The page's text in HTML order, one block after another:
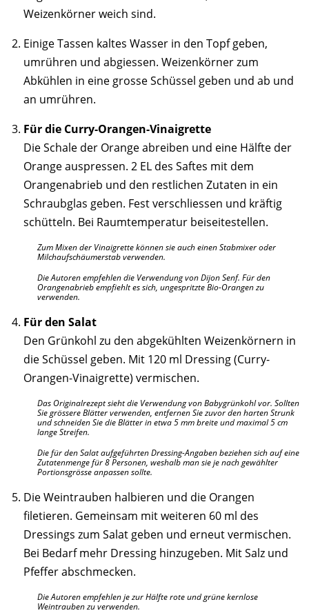
Weizenkörner weich sind.
Einige Tassen kaltes Wasser in den Topf geben,
umrühren und abgiessen. Weizenkörner zum
Abkühlen in eine grosse Schüssel geben und ab und
an umrühren.
Für die Curry-Orangen-Vinaigrette
Die Schale der Orange abreiben und eine Hälfte der
Orange auspressen. 2 EL des Saftes mit dem
Orangenabrieb und den restlichen Zutaten in ein
Schraubglas geben. Fest verschliessen und kräftig
schütteln. Bei Raumtemperatur beiseitestellen.
Zum Mixen der Vinaigrette können sie auch einen Stabmixer oder
Milchaufschäumerstab verwenden.
Die Autoren empfehlen die Verwendung von Dijon Senf. Für den
Orangenabrieb empfiehlt es sich, ungespritzte Bio-Orangen zu
verwenden.
Für den Salat
Den Grünkohl zu den abgekühlten Weizenkörnern in
die Schüssel geben. Mit 120 ml Dressing (Curry-
Orangen-Vinaigrette) vermischen.
Das Originalrezept sieht die Verwendung von Babygrünkohl vor. Sollten
Sie grössere Blätter verwenden, entfernen Sie zuvor den harten Strunk
und schneiden Sie die Blätter in etwa 5 mm breite und maximal 5 cm
lange Streifen.
Die für den Salat aufgeführten Dressing-Angaben beziehen sich auf eine
Zutatenmenge für 8 Personen, weshalb man sie je nach gewählter
Portionsgrösse anpassen sollte.
Die Weintrauben halbieren und die Orangen
filetieren. Gemeinsam mit weiteren 60 ml des
Dressings zum Salat geben und erneut vermischen.
Bei Bedarf mehr Dressing hinzugeben. Mit Salz und
Pfeffer abschmecken.
Die Autoren empfehlen je zur Hälfte rote und grüne kernlose
Weintrauben zu verwenden.